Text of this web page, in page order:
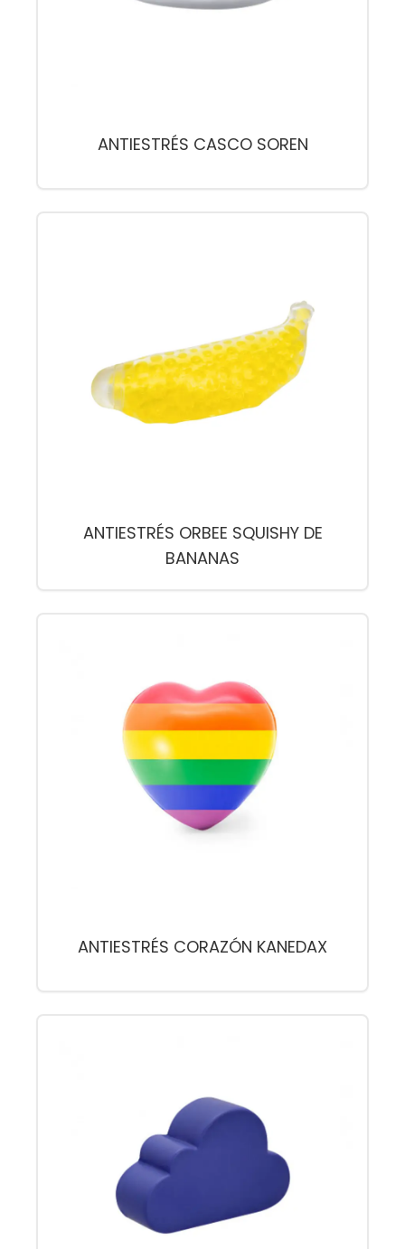
ANTIESTRÉS CASCO SOREN
ANTIESTRÉS ORBEE SQUISHY DE
BANANAS
ANTIESTRÉS CORAZÓN KANEDAX